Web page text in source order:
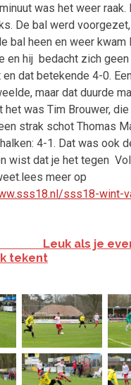
minuut was het weer raak.
De bal werd
bal heen en weer kwam
en hij bedacht zich
dat betekende 4-0.
maar dat duurde
het was Tim Brouwer,
strak schot Thomas
4-1. Dat was ook
wist dat je het tegen
meer op
sss18-wint-
als je even
tekent